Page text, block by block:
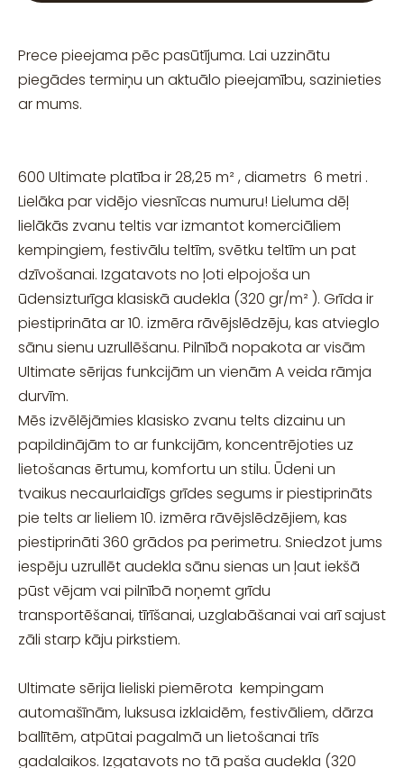
Prece pieejama pēc pasūtījuma. Lai uzzinātu
piegādes termiņu un aktuālo pieejamību, sazinieties
ar mums.
600 Ultimate platība ir 28,25 m² , diametrs 6 metri .
Lielāka par vidējo viesnīcas numuru! Lieluma dēļ
lielākās zvanu teltis var izmantot komerciāliem
kempingiem, festivālu teltīm, svētku teltīm un pat
dzīvošanai. Izgatavots no ļoti elpojoša un
ūdensizturīga klasiskā audekla (320 gr/m² ). Grīda ir
piestiprināta ar 10. izmēra rāvējslēdzēju, kas atvieglo
sānu sienu uzrullēšanu. Pilnībā nopakota ar visām
Ultimate sērijas funkcijām un vienām A veida rāmja
durvīm.
Mēs izvēlējāmies klasisko zvanu telts dizainu un
papildinājām to ar funkcijām, koncentrējoties uz
lietošanas ērtumu, komfortu un stilu. Ūdeni un
tvaikus necaurlaidīgs grīdes segums ir piestiprināts
pie telts ar lieliem 10. izmēra rāvējslēdzējiem, kas
piestiprināti 360 grādos pa perimetru. Sniedzot jums
iespēju uzrullēt audekla sānu sienas un ļaut iekšā
pūst vējam vai pilnībā noņemt grīdu
transportēšanai, tīrīšanai, uzglabāšanai vai arī sajust
zāli starp kāju pirkstiem.
Ultimate sērija lieliski piemērota kempingam
automašīnām, luksusa izklaidēm, festivāliem, dārza
ballītēm, atpūtai pagalmā un lietošanai trīs
gadalaikos. Izgatavots no tā paša audekla (320